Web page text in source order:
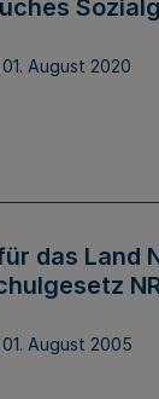
August 2020
das Land
August 2005